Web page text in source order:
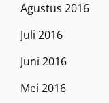
Agustus 2016
Juli 2016
Juni 2016
Mei 2016